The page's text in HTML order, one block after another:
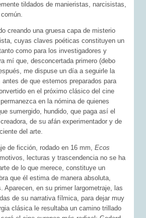
tildados de manieristas, narcisistas,
creando una gruesa capa de misterio
cuyas claves poéticas constituyen un
como para los investigadores y
mí que, desconcertada primero (debo
me dispuse un día a seguirle la
de que estemos preparados para
en el próximo clásico del cine
en la nómina de quienes
sumergido, hundido, que paga así el
de su afán experimentador y de
del arte.
de ficción, rodado en 16 mm,Ecos
lecturas y trascendencia no se ha
de lo que merece, constituye un
que él estima de manera absoluta,
Aparecen, en su primer largometraje, las
de su narrativa fílmica, para dejar muy
clásica le resultaba un camino trillado